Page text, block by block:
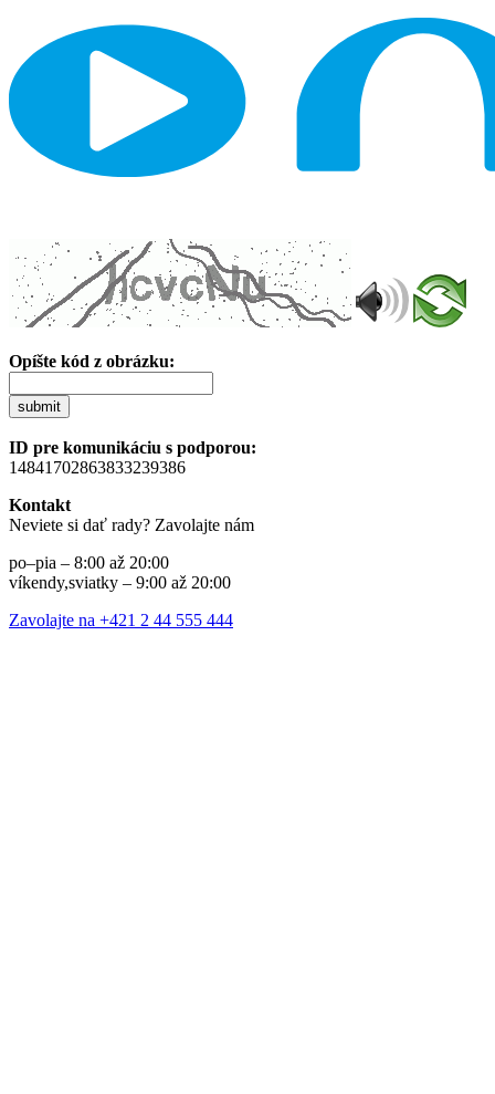
Opíšte kód z obrázku:
submit
ID pre komunikáciu s podporou:
14841702863833239386
Kontakt
Neviete si dať rady? Zavolajte nám
po–pia – 8:00 až 20:00
víkendy,sviatky – 9:00 až 20:00
Zavolajte na +421 2 44 555 444